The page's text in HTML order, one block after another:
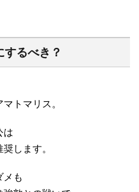
するべき？
トマリス。
は
します。
メも